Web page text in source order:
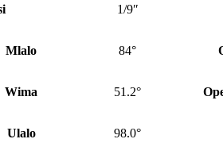
1/9″
Mlalo 84°
Wima 51.2°
Ulalo 98.0°